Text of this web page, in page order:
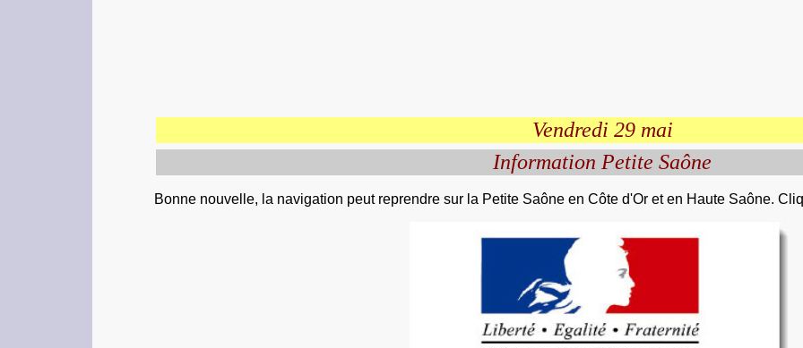
Vendredi 29 mai
Information Petite Saône
Bonne nouvelle, la navigation peut reprendre sur la Petite Saône en Côte d'Or et en Haute Saône.